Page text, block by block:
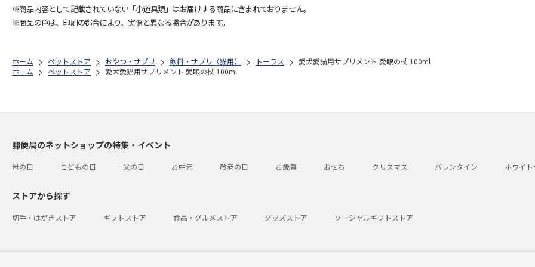
※商品内容として記載されていない「小道具類」はお届けする商品に含まれておりません。
※商品の色は、印刷の都合により、実際と異なる場合があります。
ホーム ペットストア おやつ・サプリ 飲料・サプリ（猫用） トーラス
愛犬愛猫用サプリメント 愛眼の杖 100ml
ホーム
ペットストア 愛犬愛猫用サプリメント 愛眼の杖 100ml
郵便局のネットショップの特集・イベント
母の日 こどもの日 父の日 お中元 敬老の日 お歳暮 おせち クリスマス バレンタイン ホワイ
ストアから探す
切手・はがきストア ギフトストア 食品・グルメストア グッズストア ソーシャルギフトストア